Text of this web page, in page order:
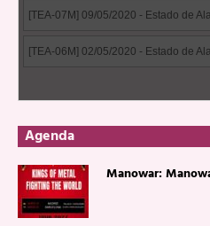
Agenda
Manowar: